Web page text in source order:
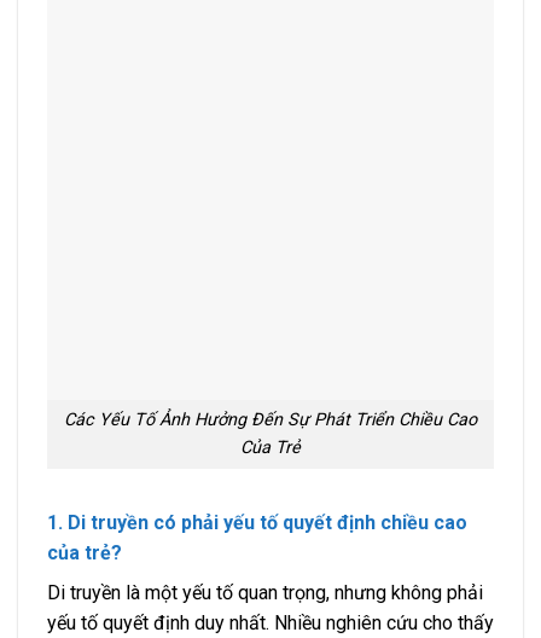
Các Yếu Tố Ảnh Hưởng Đến Sự Phát Triển Chiều Cao
Của Trẻ
1. Di truyền có phải yếu tố quyết định chiều cao
của trẻ?
Di truyền là một yếu tố quan trọng, nhưng không phải
yếu tố quyết định duy nhất. Nhiều nghiên cứu cho thấy